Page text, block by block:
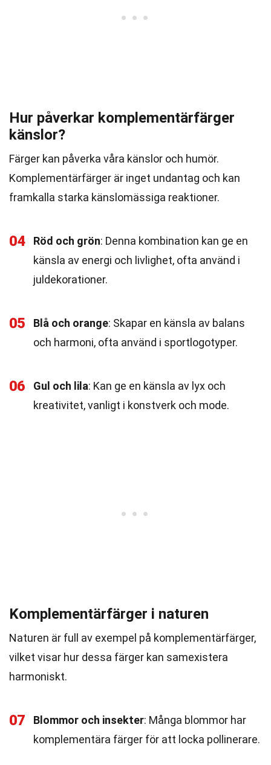
Hur påverkar komplementärfärger
känslor?
Färger kan påverka våra känslor och humör.
Komplementärfärger är inget undantag och kan
framkalla starka känslomässiga reaktioner.
04 Röd och grön: Denna kombination kan ge en
känsla av energi och livlighet, ofta använd i
juldekorationer.
05 Blå och orange: Skapar en känsla av balans
och harmoni, ofta använd i sportlogotyper.
06 Gul och lila: Kan ge en känsla av lyx och
kreativitet, vanligt i konstverk och mode.
Komplementärfärger i naturen
Naturen är full av exempel på komplementärfärger,
vilket visar hur dessa färger kan samexistera
harmoniskt.
07 Blommor och insekter: Många blommor har
komplementära färger för att locka pollinerare.